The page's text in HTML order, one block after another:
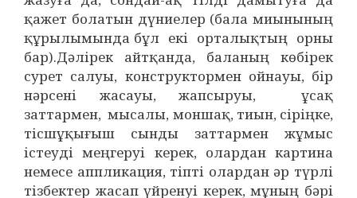
қажет болатын дүниелер (бала миынының
құрылымында бұл екі орталықтың орны
бар).Дәлірек айтқанда, баланың көбірек
сурет салуы, конструктормен ойнауы, бір
нәрсені жасауы, жапсыруы, ұсақ
заттармен, мысалы, моншақ, тиын, сіріңке,
тісшұқығыш сынды заттармен жұмыс
істеуді меңгеруі керек, олардан картина
немесе аппликация, тіпті олардан әр түрлі
тізбектер жасап үйренуі керек, мұның бәрі